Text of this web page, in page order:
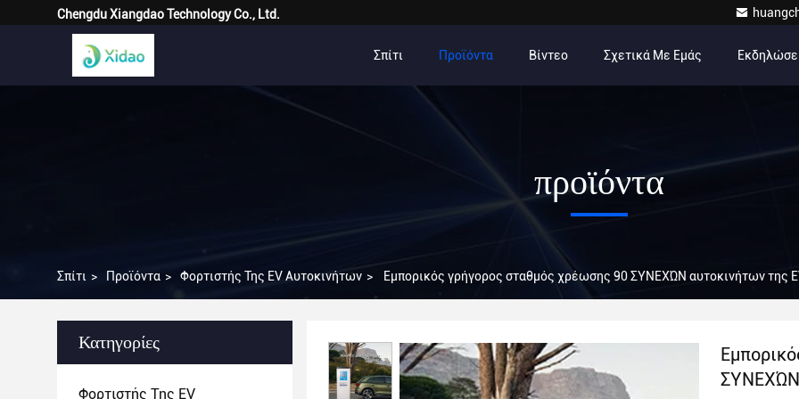
Chengdu Xiangdao Technology Co., Ltd.
Σπίτι Προϊόντα Βίντεο Σχετικά Με Εμάς
προϊόντα
Σπίτι > Προϊόντα > Φορτιστής Της EV Αυτοκινήτων > Εμπορικός γρήγορος σταθμός χρέωσης 90 ΣΥΝΕΧΏΝ αυτοκινήτων της
Κατηγορίες
Φορτιστής Της EV
ΣΥΝΕΧΏΝ